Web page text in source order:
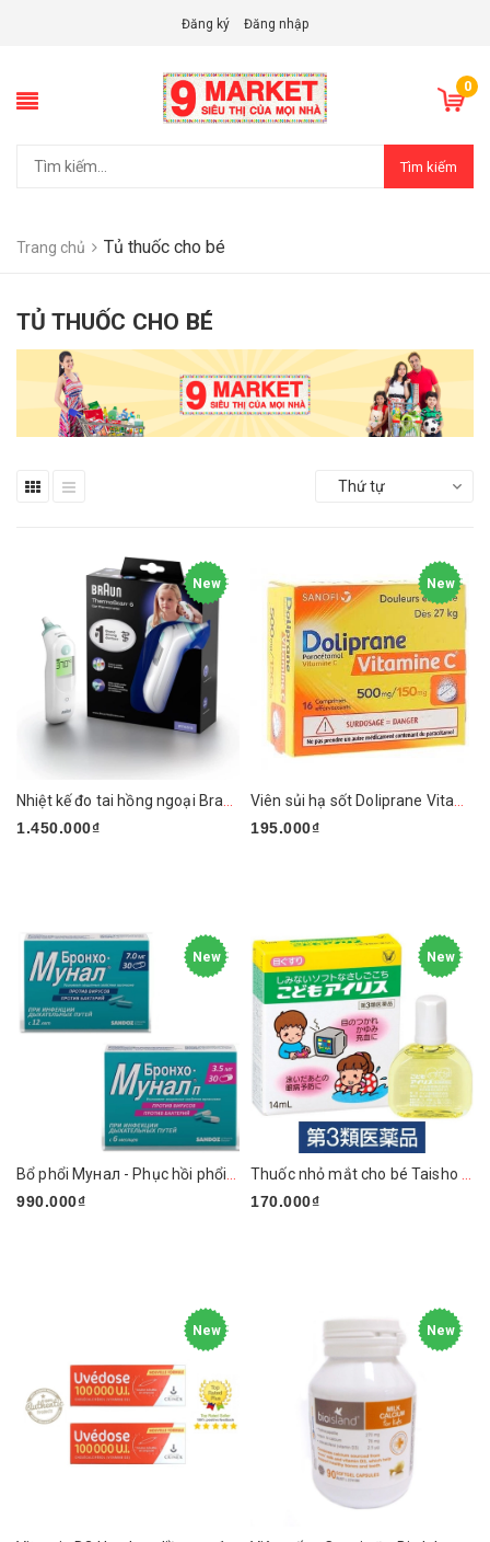
Đăng ký Đăng nhập
0
Tìm kiếm
Trang chủ Tủ thuốc cho bé
TỦ THUỐC CHO BÉ
Thứ tự
New
1.450.000₫
New
195.000₫
New
990.000₫
New
170.000₫
New New